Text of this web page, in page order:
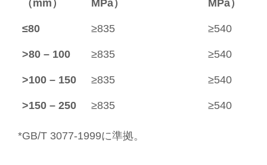
（mm）
MPa）
MPa）
≤80 ≥835 ≥540
>80 – 100 ≥835 ≥540
>100 – 150 ≥835 ≥540
>150 – 250 ≥835 ≥540
*GB/T 3077-1999に準拠。